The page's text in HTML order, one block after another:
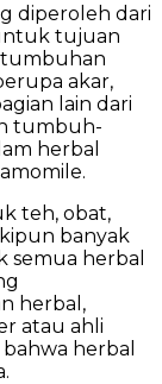
diperoleh dari
tujuan
tumbuhan
akar,
lain dari
tumbuh-
herbal
teh, obat,
banyak
semua herbal
herbal,
atau ahli
herbal